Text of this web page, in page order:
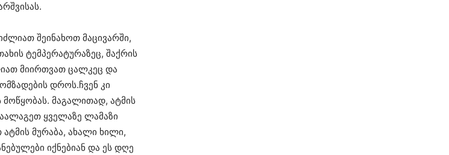
შეინახოთ მაცივარში,
ტემპერატურაზეც, შაქრის
მიირთვათ ცალკეც და
დროს.ჩვენ კი
მაგალითად, ატმის
ყველაზე ლამაზი
მურაბა, ახალი ხილი,
იქნებიან და ეს დღე